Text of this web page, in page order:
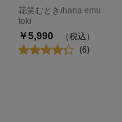
花笑むとき/hana emu
toki
￥5,990
（税込）
(6)